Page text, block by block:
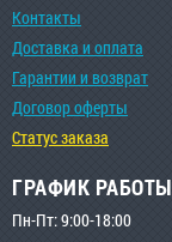
Контакты
Доставка и оплата
Гарантии и возврат
Договор оферты
Статус заказа
ГРАФИК РАБОТЫ
Пн-Пт: 9:00-18:00